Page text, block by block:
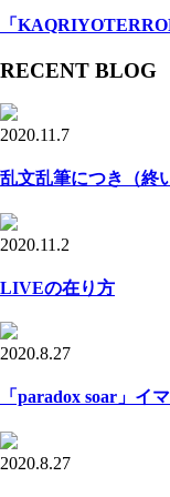
「
RECENT BLOG
2020.11.7
乱文乱筆につき（終
2020.11.2
LIVEの在り方
2020.8.27
「paradox soar」イ
2020.8.27